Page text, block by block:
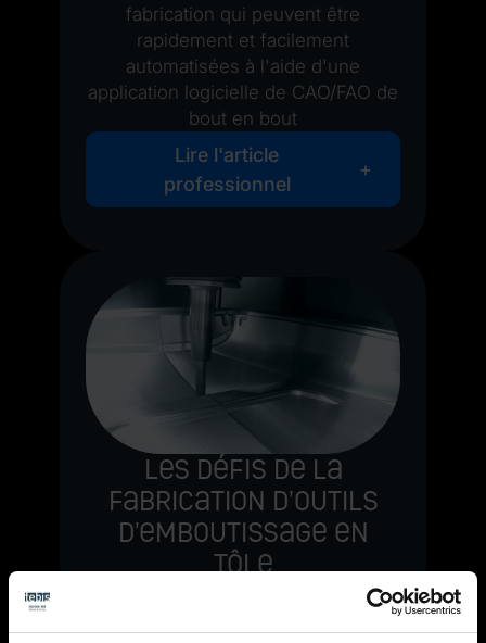
fabrication qui peuvent être
rapidement et facilement
automatisées à l'aide d'une
application logicielle de CAO/FAO de
bout en bout
Lire l'article
professionnel
Les défis de la
fabrication d’outils
d’emboutissage en
tôle
Il n'y a plus d'arêtes visibles ni de
paliers à la surface de l'outil : La